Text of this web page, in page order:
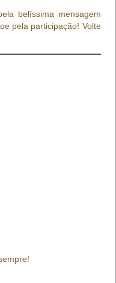
belíssima mensagem
pela participação! Volte